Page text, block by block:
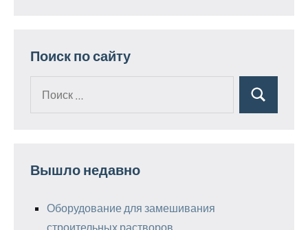
Поиск по сайту
Поиск
Вышло недавно
Оборудование для замешивания
строительных растворов